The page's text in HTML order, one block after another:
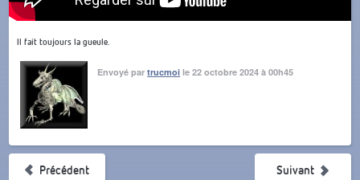
Il fait toujours la gueule.
Envoyé partrucmoi le 22 octobre 2024 à 00h45
Précédent Suivant